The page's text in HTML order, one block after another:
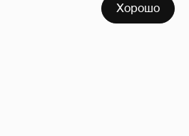
Хорошо